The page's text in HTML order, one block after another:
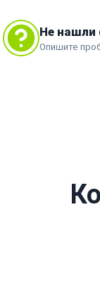
Замена блока
Не нашли
Опишите